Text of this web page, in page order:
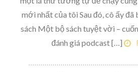
mới nhất của tôi Sau đó, cô ấy đã
sách Một bộ sách tuyệt vời –
đánh giá podcast […]